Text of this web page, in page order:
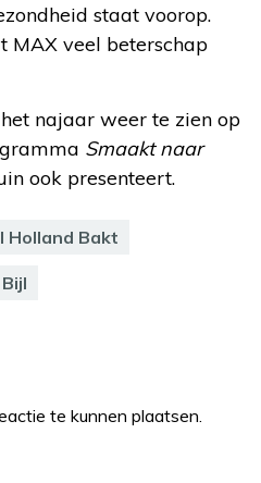
staat voorop.
MAX veel beterschap
najaar weer te zien op
Smaakt naar
ook presenteert.
Holland Bakt
te kunnen plaatsen.